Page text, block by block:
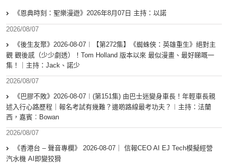
《恩典時刻：聖樂漫遊》2026年8月07日 主持：以諾
2026/08/07
《後生友聚》2026-08-07︱【第272集】《蜘蛛俠：英雄重生》絕對主
觀 觀後感（少少劇透）！Tom Holland 版本以來 最似漫畫、最好睇嘅一
集！｜主持：Jack、諾少
2026/08/07
《巴膠不敗》2026-08-07︱(第151集) 由巴士迷變身車長！年輕車長親
述入行心路歷程｜報名考試有幾難？邊啲路線最考功夫？︱主持：法蘭
西，嘉賓︰Bowan
2026/08/07
《香港台 – 聲音專欄》 2026-08-07｜ 信報CEO AI EJ Tech模擬經營
汽水機 AI即變狡猾